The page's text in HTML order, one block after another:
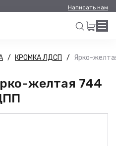
Написать нам
Искать
КРОМКА ЛДСП Ярко-
желтая 744